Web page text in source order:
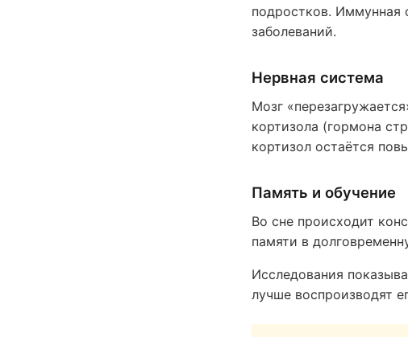
подростков. Иммунная
заболеваний.
Нервная система
Мозг
кортизола (гормона
кортизол остаётся
Память и обучение
Во сне происходит
памяти в
Исследования
лучше воспроизводят